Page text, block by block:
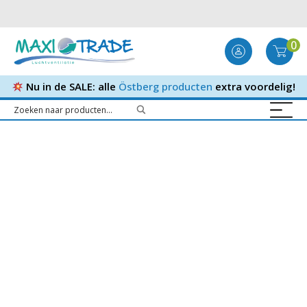
0
Nu in de SALE: alle Östberg producten extra voordelig!